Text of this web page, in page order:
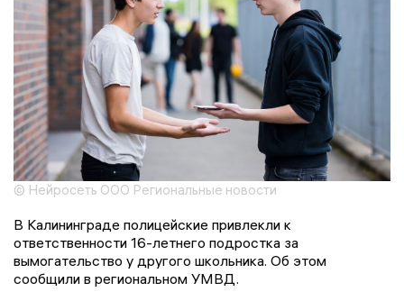
© Нейросеть ООО Региональные новости
В Калининграде полицейские привлекли к
ответственности 16-летнего подростка за
вымогательство у другого школьника. Об этом
сообщили в региональном УМВД.